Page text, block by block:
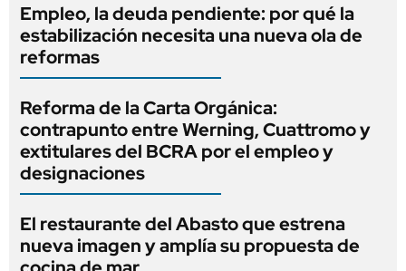
Empleo, la deuda pendiente: por qué la
estabilización necesita una nueva ola de
reformas
Reforma de la Carta Orgánica:
contrapunto entre Werning, Cuattromo y
extitulares del BCRA por el empleo y
designaciones
El restaurante del Abasto que estrena
nueva imagen y amplía su propuesta de